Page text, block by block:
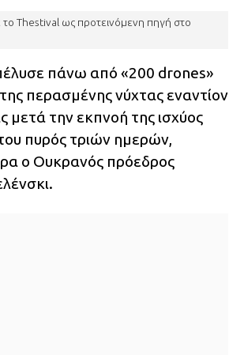
Thestival ως προτεινόμενη πηγή στο
πάνω από «200 drones»
περασμένης νύχτας εναντίον
μετά την εκπνοή της ισχύος
πυρός τριών ημερών,
ο Ουκρανός πρόεδρος